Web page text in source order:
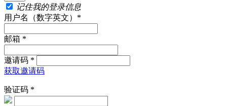
记住我的登录信息
用户名（数字英文）*
邮箱 *
邀请码 *
获取邀请码
验证码 *